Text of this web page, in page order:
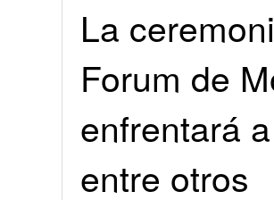
La
Forum de
enfrentará
entre otros